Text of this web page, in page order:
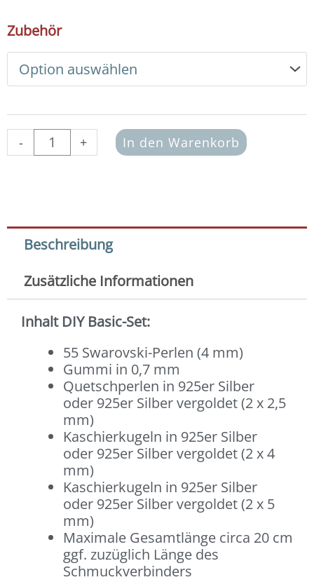
Zubehör
-
DIY
Armband
Basic
Set
Swarovski
mm
(crystal
rose
+ In den Warenkorb
Beschreibung
Zusätzliche Informationen
Inhalt DIY Basic-Set:
55 Swarovski-Perlen (4 mm)
Gummi in 0,7 mm
Quetschperlen in 925er Silber
oder 925er Silber vergoldet (2 x 2,5
mm)
Kaschierkugeln in 925er Silber
oder 925er Silber vergoldet (2 x 4
mm)
Kaschierkugeln in 925er Silber
oder 925er Silber vergoldet (2 x 5
mm)
Maximale Gesamtlänge circa 20 cm
ggf. zuzüglich Länge des
Schmuckverbinders